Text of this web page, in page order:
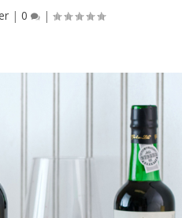
| 0 |